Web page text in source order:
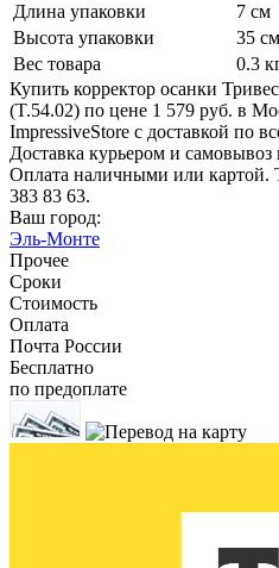
Длина упаковки
7 см
Высота упаковки
35 см
Вес товара
0.3
Купить корректор осанки
(T.54.02) по цене 1 579 руб. в
ImpressiveStore с доставкой по
Доставка курьером и
Оплата наличными или картой.
383 83 63.
Ваш город:
Эль-Монте
Прочее
Сроки
Стоимость
Оплата
Почта России
Бесплатно
по предоплате